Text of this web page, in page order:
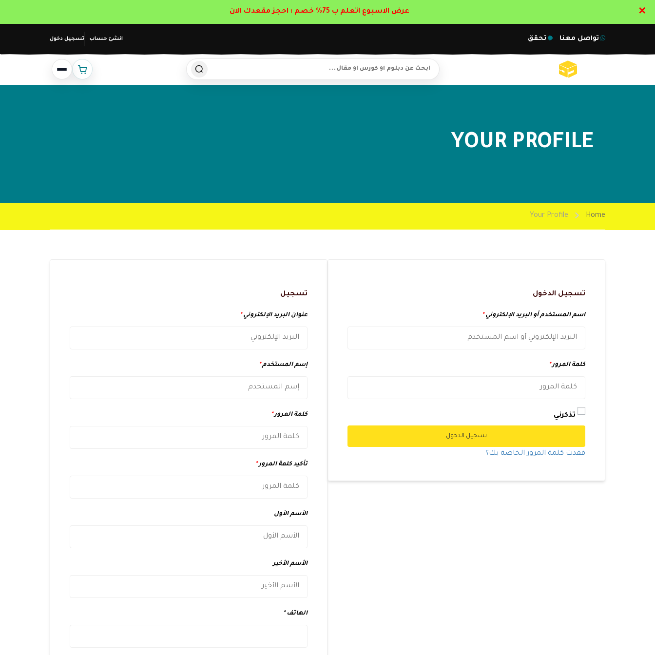
انشئ حساب تسجيل دخول تواصل معنا تحقق
YOUR PROFILE
Home
Your Profile
تسجيل الدخول
اسم المستخدم أو البريد الإلكتروني*
كلمة المرور*
تذكرني
تسجيل الدخول
فقدت كلمة المرور الخاصة بك؟
تسجيل
عنوان البريد الإلكتروني*
إسم المستخدم*
كلمة المرور*
تأكيد كلمة المرور*
الأسم الأول
الأسم الأخير
الهاتف
عرض الاسبوع اتعلم ب 75% خصم : احجز مقعدك الان ✕